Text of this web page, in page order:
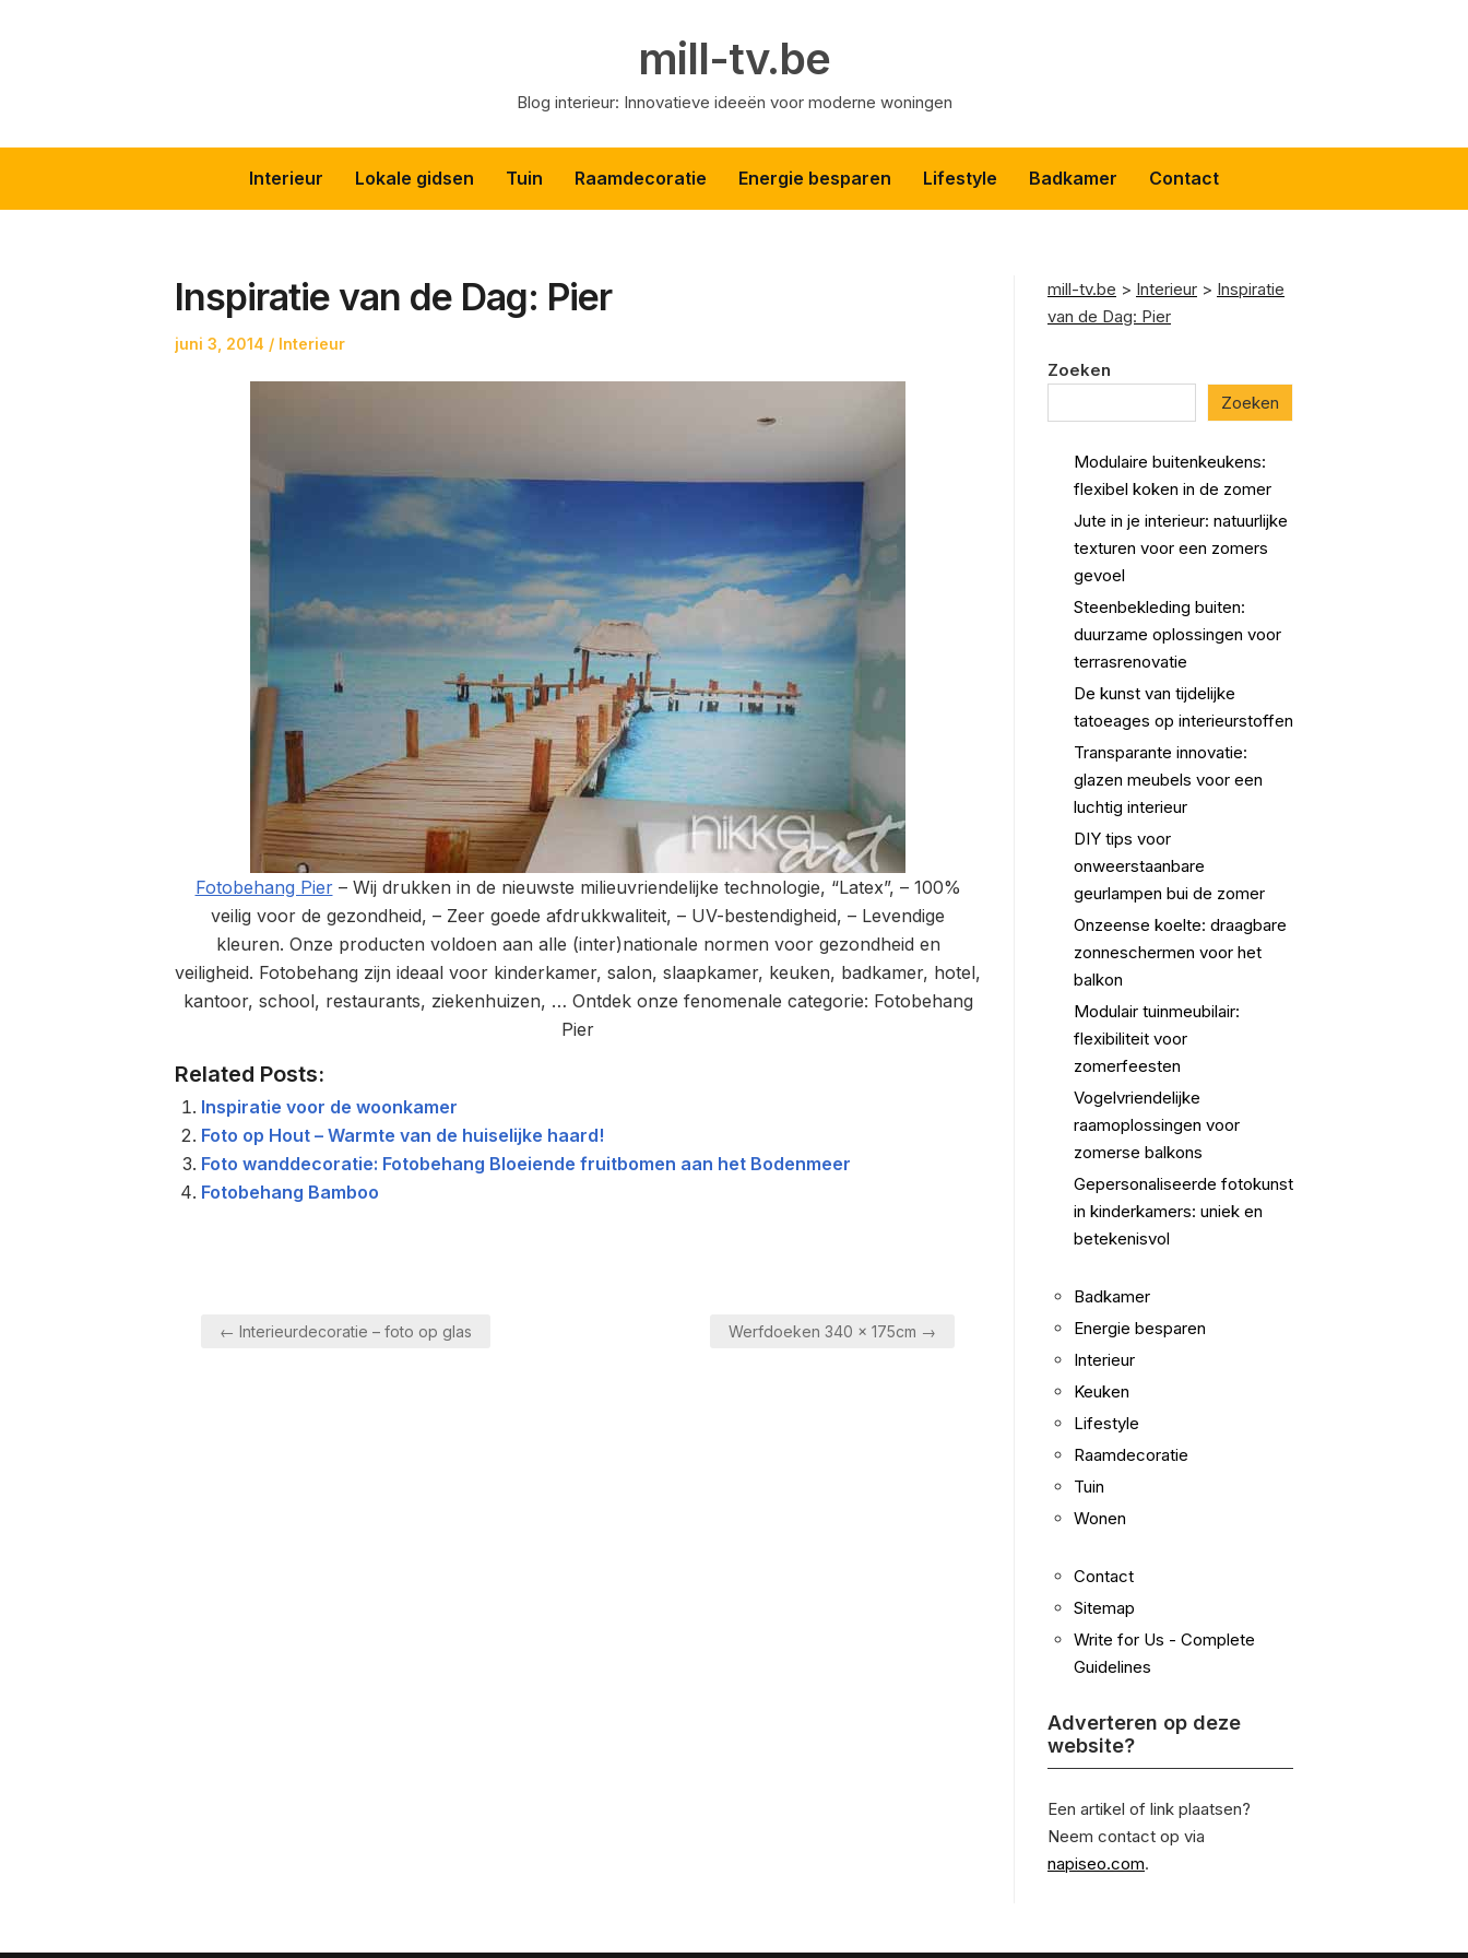
mill-tv.be
Blog interieur: Innovatieve ideeën voor moderne woningen
Interieur Lokale gidsen Tuin Raamdecoratie Energie besparen Lifestyle Badkamer Contact
Inspiratie van de Dag: Pier
Posted
juni 3, 2014
Posted
Interieur
Fotobehang Pier– Wij drukken in de nieuwste milieuvriendelijke technologie, “Latex”, – 100%
veilig voor de gezondheid, – Zeer goede afdrukkwaliteit, – UV-bestendigheid, – Levendige
kleuren. Onze producten voldoen aan alle (inter)nationale normen voor gezondheid en
veiligheid. Fotobehang zijn ideaal voor kinderkamer, salon, slaapkamer, keuken, badkamer, hotel,
kantoor, school, restaurants, ziekenhuizen, … Ontdek onze fenomenale categorie: Fotobehang
Pier
Related Posts:
Inspiratie voor de woonkamer
Foto op Hout – Warmte van de huiselijke haard!
Foto wanddecoratie: Fotobehang Bloeiende fruitbomen aan het Bodenmeer
Fotobehang Bamboo
Berichtnavigatie
← Interieurdecoratie – foto op glas Werfdoeken 340 x 175cm →
mill-tv.be > Interieur > Inspiratie
van de Dag: Pier
Zoeken
Zoeken
Modulaire buitenkeukens:
flexibel koken in de zomer
Jute in je interieur: natuurlijke
texturen voor een zomers
gevoel
Steenbekleding buiten:
duurzame oplossingen voor
terrasrenovatie
De kunst van tijdelijke
tatoeages op interieurstoffen
Transparante innovatie:
glazen meubels voor een
luchtig interieur
DIY tips voor
onweerstaanbare
geurlampen bui de zomer
Onzeense koelte: draagbare
zonneschermen voor het
balkon
Modulair tuinmeubilair:
flexibiliteit voor
zomerfeesten
Vogelvriendelijke
raamoplossingen voor
zomerse balkons
Gepersonaliseerde fotokunst
in kinderkamers: uniek en
betekenisvol
Badkamer
Energie besparen
Interieur
Keuken
Lifestyle
Raamdecoratie
Tuin
Wonen
Contact
Sitemap
Write for Us - Complete
Guidelines
Adverteren op deze
website?
Een artikel of link plaatsen?
Neem contact op via
napiseo.com.